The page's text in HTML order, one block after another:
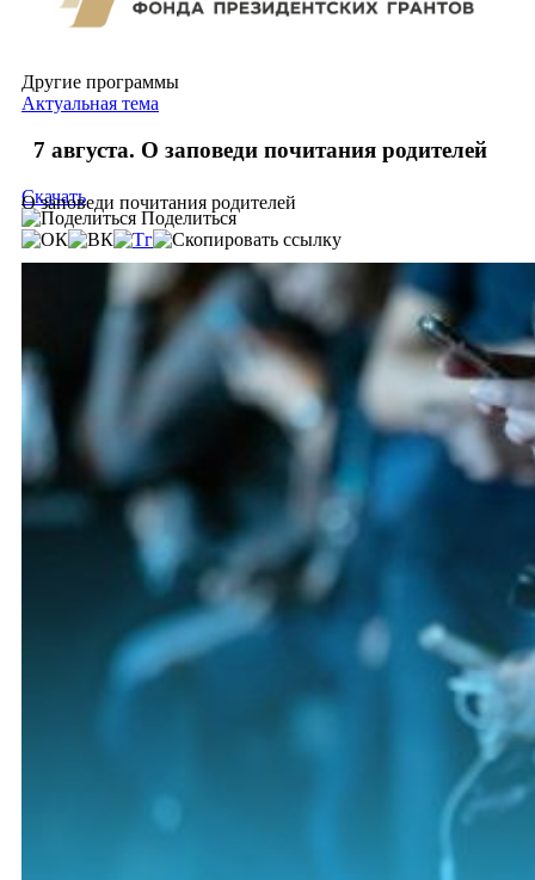
Другие программы
Актуальная тема
7 августа. О заповеди почитания родителей
О заповеди почитания родителей
Скачать
Поделиться